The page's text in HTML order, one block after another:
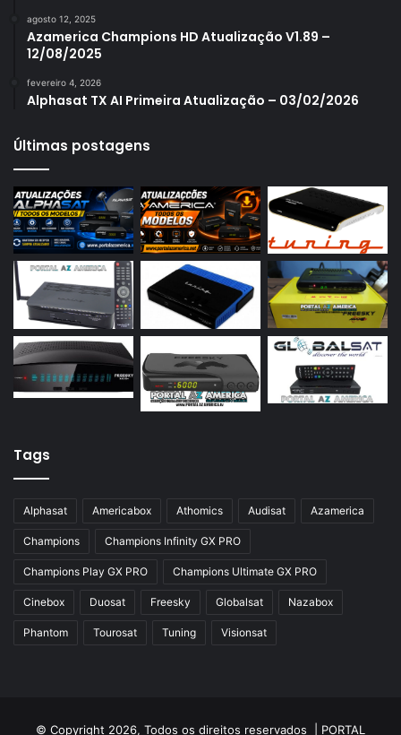
Azamerica S1007 New
Azamerica S1007 Plus
Azamerica S1009
Azamerica S2005
Azamerica S2010
Azamerica S2015
Azamerica S922
Azamerica S922 Mini
Azamerica S928
Azamerica Silver
Azamerica Silver GX PRO
Azamerica Silver IPTV
Azbox Like
Azfox
Azgold
Azplus
Azsat
Blade B1
agosto 12, 2025
Azamerica Champions HD Atualização V1.89 –
12/08/2025
fevereiro 4, 2026
Alphasat TX AI Primeira Atualização – 03/02/2026
Últimas postagens
Tags
Alphasat Americabox Athomics Audisat Azamerica
Champions Champions Infinity GX PRO
Champions Play GX PRO Champions Ultimate GX PRO
Cinebox Duosat Freesky Globalsat Nazabox
Phantom Tourosat Tuning Visionsat
© Copyright 2026, Todos os direitos reservados | PORTAL